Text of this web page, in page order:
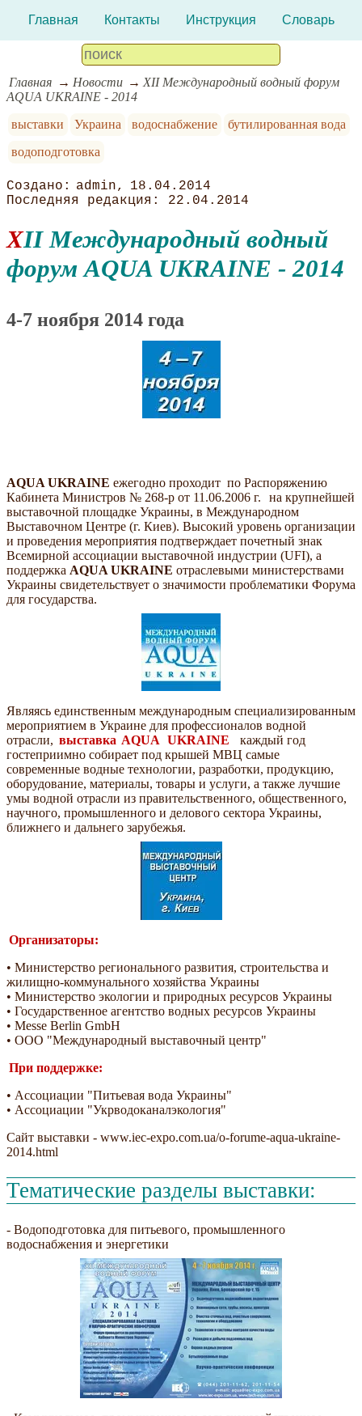
Главная Контакты Инструкция Словарь
Главная Новости
XII Международный водный форум
AQUA UKRAINE - 2014
выставки
Украина водоснабжение
бутилированная вода
водоподготовка
admin
18.04.2014
22.04.2014
XII Международный водный
форум AQUA UKRAINE - 2014
4-7 ноября 2014 года
AQUA UKRAINE ежегодно проходит по Распоряжению
Кабинета Министров № 268-р от 11.06.2006 г.
на крупнейшей
выставочной площадке Украины, в Международном
Выставочном Центре (г. Киев). Высокий уровень организации
и проведения мероприятия подтверждает почетный знак
Всемирной ассоциации выставочной индустрии (UFI), а
поддержка AQUA UKRAINE отраслевыми министерствами
Украины свидетельствует о значимости проблематики Форума
для государства.
Являясь единственным международным специализированным
мероприятием в Украине для профессионалов водной
отрасли, выставка AQUA UKRAINE
каждый год
гостеприимно собирает под крышей МВЦ самые
современные водные технологии, разработки, продукцию,
оборудование, материалы, товары и услуги, а также лучшие
умы водной отрасли из правительственного, общественного,
научного, промышленного и делового сектора Украины,
ближнего и дальнего зарубежья.
Организаторы:
• Министерство регионального развития, строительства и
жилищно-коммунального хозяйства Украины
• Министерство экологии и природных ресурсов Украины
• Государственное агентство водных ресурсов Украины
• Messe Berlin GmbH
• ООО "Международный выставочный центр"
При поддержке:
• Ассоциации "Питьевая вода Украины"
• Ассоциации "Укрводоканалэкология"
Сайт выставки - www.iec-expo.com.ua/o-forume-aqua-ukraine-
2014.html
Тематические разделы выставки:
- Водоподготовка для питьевого, промышленного
водоснабжения и энергетики